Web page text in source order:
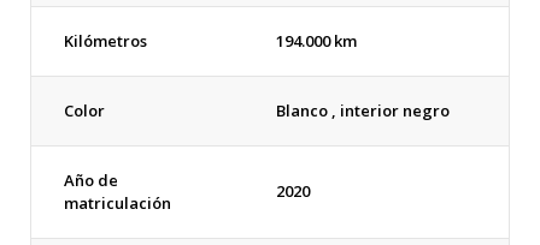
Kilómetros 194.000 km
Color Blanco , interior negro
Año de
matriculación
2020